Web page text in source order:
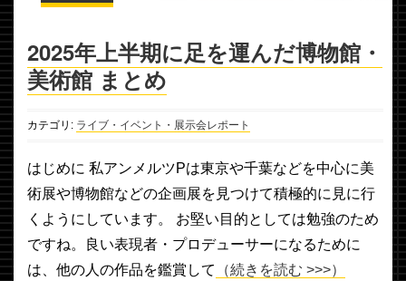
2025年上半期に足を運んだ博物館・
美術館 まとめ
カテゴリ: ライブ・イベント・展示会レポート
はじめに 私アンメルツPは東京や千葉などを中心に美
術展や博物館などの企画展を見つけて積極的に見に行
くようにしています。 お堅い目的としては勉強のため
ですね。良い表現者・プロデューサーになるために
は、他の人の作品を鑑賞して
（続きを読む >>>）